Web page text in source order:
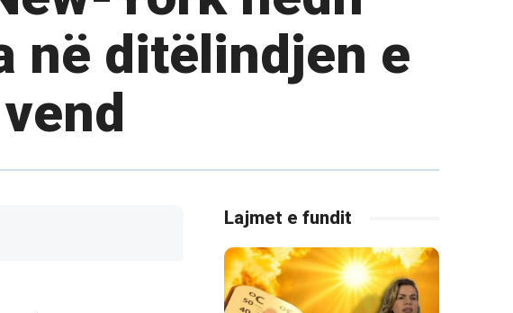
në ditëlindjen e
Lajmet e fundit